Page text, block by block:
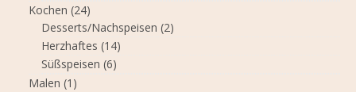
Kochen (24)
Desserts/Nachspeisen (2)
Herzhaftes (14)
Süßspeisen (6)
Malen (1)